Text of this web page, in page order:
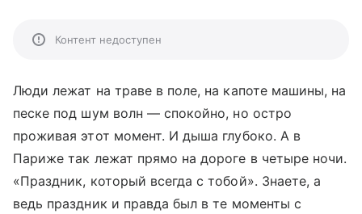
Контент недоступен
Люди лежат на траве в поле, на капоте машины, на
песке под шум волн — спокойно, но остро
проживая этот момент. И дыша глубоко. А в
Париже так лежат прямо на дороге в четыре ночи.
«Праздник, который всегда с тобой». Знаете, а
ведь праздник и правда был в те моменты с